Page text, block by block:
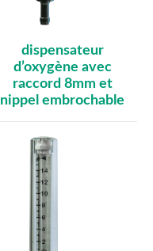
dispensateur
d’oxygène avec
raccord 8mm et
nippel embrochable